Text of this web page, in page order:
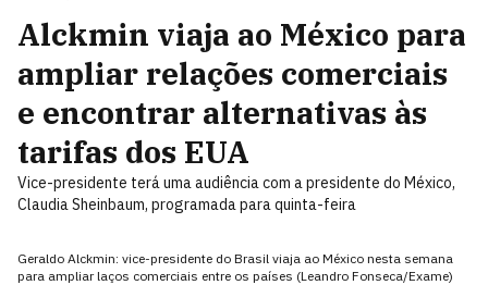
Alckmin viaja ao México para
ampliar relações comerciais
e encontrar alternativas às
tarifas dos EUA
Vice-presidente terá uma audiência com a presidente do México,
Claudia Sheinbaum, programada para quinta-feira
Geraldo Alckmin: vice-presidente do Brasil viaja ao México nesta semana
para ampliar laços comerciais entre os países (Leandro Fonseca/Exame)